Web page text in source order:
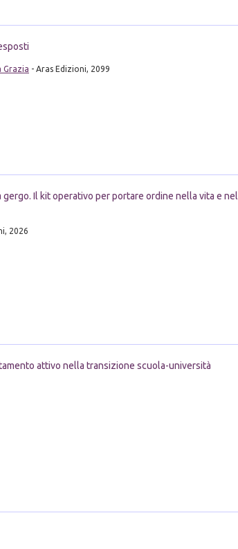
Grazia - Aras Edizioni, 2099
Il kit operativo per portare ordine nella vita e nel
2026
attivo nella transizione scuola-università